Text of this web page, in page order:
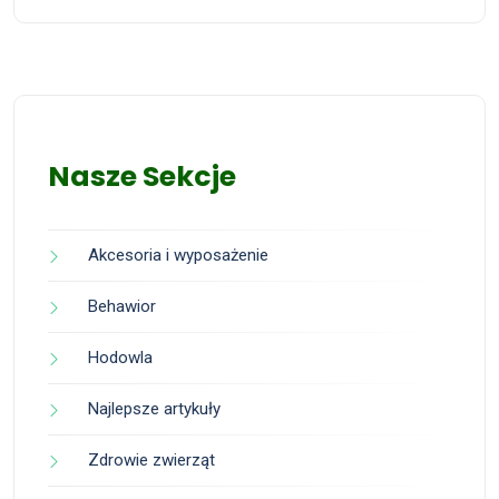
Nasze Sekcje
Akcesoria i wyposażenie
Behawior
Hodowla
Najlepsze artykuły
Zdrowie zwierząt